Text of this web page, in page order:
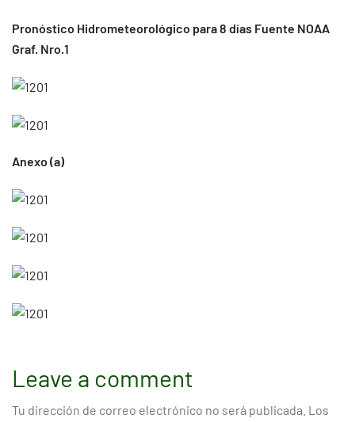
Pronóstico Hidrometeorológico para 8 días Fuente NOAA
Graf. Nro.1
Anexo (a)
Leave a comment
Tu dirección de correo electrónico no será publicada. Los